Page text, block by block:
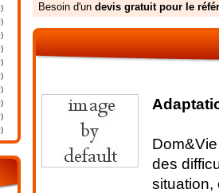
Besoin d'un devis gratuit pour le
des
situation,